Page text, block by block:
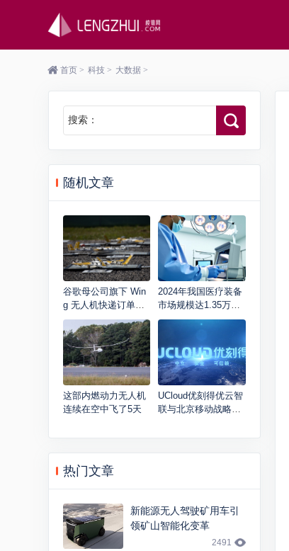
首页 > 科技 > 大数据 >
搜索：
随机文章
谷歌母公司旗下 Win
g 无人机快递订单量
即将突破 10 万大关
2024年我国医疗装备
市场规模达1.35万亿
元，AI与医疗装备结
这部内燃动力无人机
连续在空中飞了5天
UCloud优刻得优云智
联与北京移动战略签
网场景应用
热门文章
新能源无人驾驶矿用车引
领矿山智能化变革
2491